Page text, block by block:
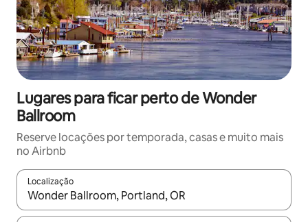
Lugares para ficar perto de Wonder
Ballroom
Reserve locações por temporada, casas e muito mais
no Airbnb
Localização
Quando os resultados estiverem disponíveis, explore-os